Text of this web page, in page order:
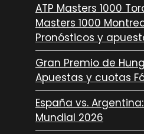
ATP Masters 1000
Masters 1000
Pronósticos y
Gran Premio de
Apuestas y cuotas
España vs.
Mundial 2026